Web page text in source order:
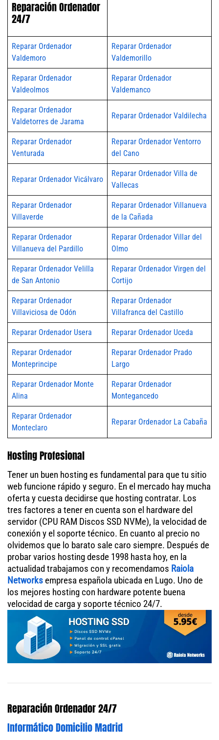
Reparación Ordenador
24/7
Reparar Ordenador
Valdemoro
Reparar Ordenador
Valdemorillo
Reparar Ordenador
Valdeolmos
Reparar Ordenador
Valdemanco
Reparar Ordenador
Valdetorres de Jarama
Reparar Ordenador Valdilecha
Reparar Ordenador
Venturada
Reparar Ordenador Ventorro
del Cano
Reparar Ordenador Vicálvaro
Reparar Ordenador Villa de
Vallecas
Reparar Ordenador
Villaverde
Reparar Ordenador Villanueva
de la Cañada
Reparar Ordenador
Villanueva del Pardillo
Reparar Ordenador Villar del
Olmo
Reparar Ordenador Velilla
de San Antonio
Reparar Ordenador Virgen del
Cortijo
Reparar Ordenador
Villaviciosa de Odón
Reparar Ordenador
Villafranca del Castillo
Reparar Ordenador Usera Reparar Ordenador Uceda
Reparar Ordenador
Monteprincipe
Reparar Ordenador Prado
Largo
Reparar Ordenador Monte
Alina
Reparar Ordenador
Montegancedo
Reparar Ordenador
Monteclaro
Reparar Ordenador La Cabaña
Hosting Profesional
Tener un buen hosting es fundamental para que tu sitio
web funcione rápido y seguro. En el mercado hay mucha
oferta y cuesta decidirse que hosting contratar. Los
tres factores a tener en cuenta son el hardware del
servidor (CPU RAM Discos SSD NVMe), la velocidad de
conexión y el soporte técnico. En cuanto al precio no
olvidemos que lo barato sale caro siempre. Después de
probar varios hosting desde 1998 hasta hoy, en la
actualidad trabajamos con y recomendamos Raiola
Networks empresa española ubicada en Lugo. Uno de
los mejores hosting con hardware potente buena
velocidad de carga y soporte técnico 24/7.
Reparación Ordenador 24/7
Informático Domicilio Madrid